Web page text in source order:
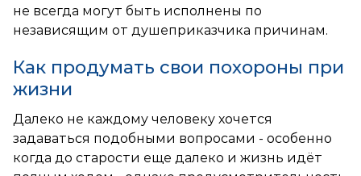
не всегда могут быть исполнены по
независящим от душеприказчика причинам.
Как продумать свои похороны при
жизни
Далеко не каждому человеку хочется
задаваться подобными вопросами - особенно
когда до старости еще далеко и жизнь идёт